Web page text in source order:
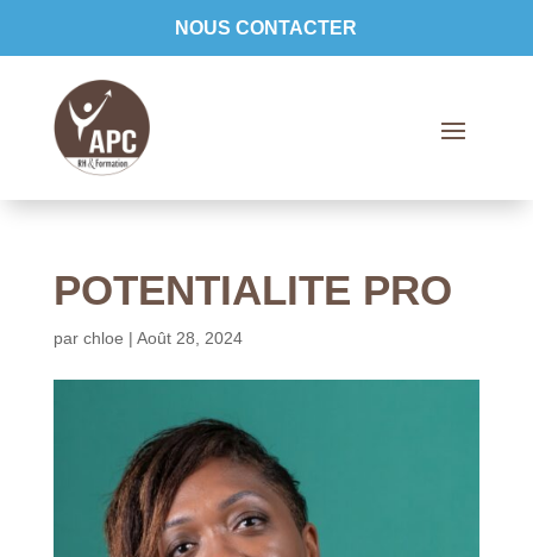
NOUS CONTACTER
POTENTIALITE PRO
par chloe | Août 28, 2024